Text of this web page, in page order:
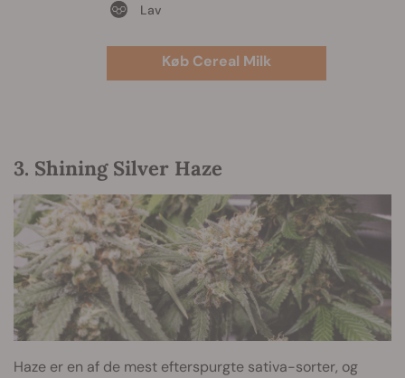
Lav
Køb Cereal Milk
3. Shining Silver Haze
Haze er en af de mest efterspurgte sativa-sorter, og